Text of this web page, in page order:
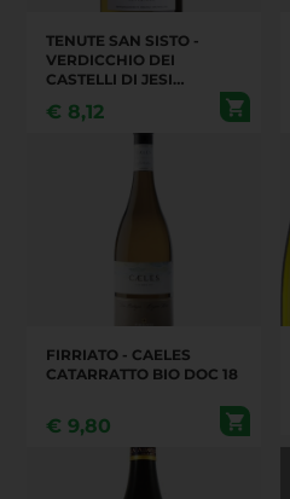
TENUTE SAN SISTO -
VERDICCHIO DEI
CASTELLI DI JESI
€ 8,12
FIRRIATO - CAELES
CATARRATTO BIO DOC 18
€ 9,80